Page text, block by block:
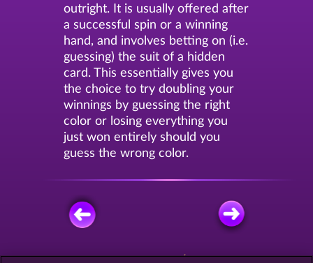
outright. It is usually offered after
a successful spin or a winning
hand, and involves betting on (i.e.
guessing) the suit of a hidden
card. This essentially gives you
the choice to try doubling your
winnings by guessing the right
color or losing everything you
just won entirely should you
guess the wrong color.